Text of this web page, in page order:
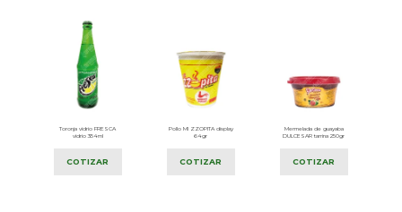
Toronja vidrio FRESCA
vidrio 354ml
COTIZAR
Pollo MI ZZOPITA display
64gr
COTIZAR
Mermelada de guayaba
DULCESAR tarrina 250gr
COTIZAR